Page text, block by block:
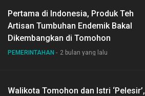
Pertama di Indonesia, Produk Teh
Artisan Tumbuhan Endemik Bakal
Dikembangkan di Tomohon
PEMERINTAHAN 2 bulan yang lalu
Walikota Tomohon dan Istri ‘Pelesir’,